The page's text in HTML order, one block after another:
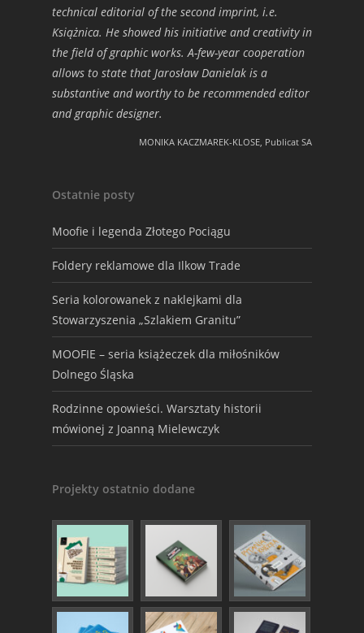
technical editorial of the second imprint, i.e.
Książnica. He showed his initiative and creativity in
the field of graphic works. A-few-year cooperation
allows to state that Jarosław Danielak is a
substantive and worthy to be recommended editor
and graphic designer.
MONIKA KACZMAREK-KLOSE, Publicat SA
Ostatnie posty
Moofie i legenda Złotego Pociągu
Foldery reklamowe dla Ilkow Trade
Seria kolorowanek z naklejkami dla
Stowarzyszenia „Szlakiem Granitu”
MOOFIE – seria książeczek dla miłośników
Dolnego Śląska
Rodzinne opowieści. Warsztaty historii
mówionej z Joanną Mielewczyk
Projekty ostatnio dodane